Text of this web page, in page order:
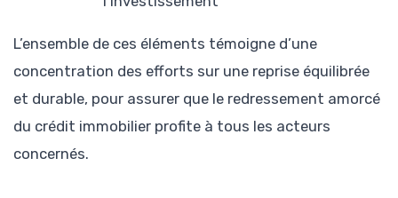
L’ensemble de ces éléments témoigne d’une
concentration des efforts sur une reprise équilibrée
et durable, pour assurer que le redressement amorcé
du crédit immobilier profite à tous les acteurs
concernés.